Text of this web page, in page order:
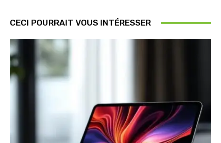
CECI POURRAIT VOUS INTÉRESSER